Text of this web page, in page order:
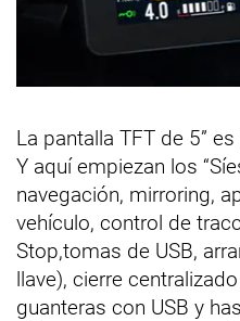
La pantalla TFT de 5”
Y aquí empiezan los
navegación, mirroring,
vehículo, control de
Stop,tomas de USB,
llave), cierre
guanteras con USB y